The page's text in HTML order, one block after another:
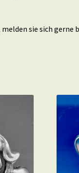
sie sich gerne